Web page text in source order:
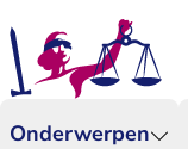
Onderwerpen